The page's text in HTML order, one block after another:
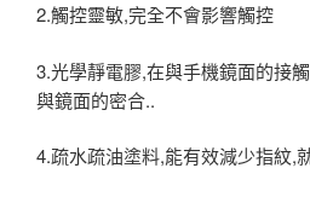
2.觸控靈敏,完全不會影響觸控
3.光學靜電膠,在與手機鏡面的接
與鏡面的密合..
4.疏水疏油塗料,能有效減少指紋,